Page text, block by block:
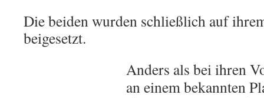
Die beiden wurden schließlich auf
beigesetzt.
Anders als bei ihren
an einem bekannten